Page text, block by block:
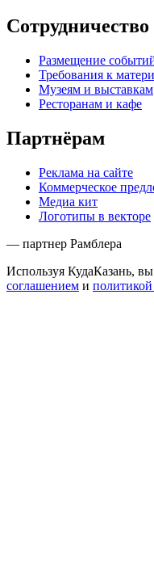
Сотрудничество
Размещение
Требования к
Музеям и выставкам
Ресторанам и кафе
Партнёрам
Реклама на сайте
Коммерческое
Медиа кит
Логотипы в векторе
— партнер Рамблера
Используя КудаКазань, вы
соглашением и